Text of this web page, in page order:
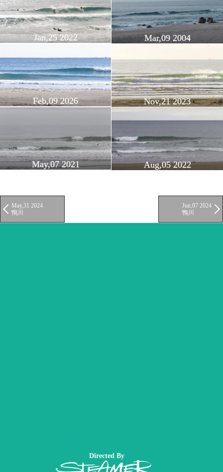
Jan,25 2022 Mar,09 2004
Feb,09 2026 Nov,21 2023
May,07 2021 Aug,05 2022
May,31 2024
鴨川
Jun,07 2024
鴨川
Directed By